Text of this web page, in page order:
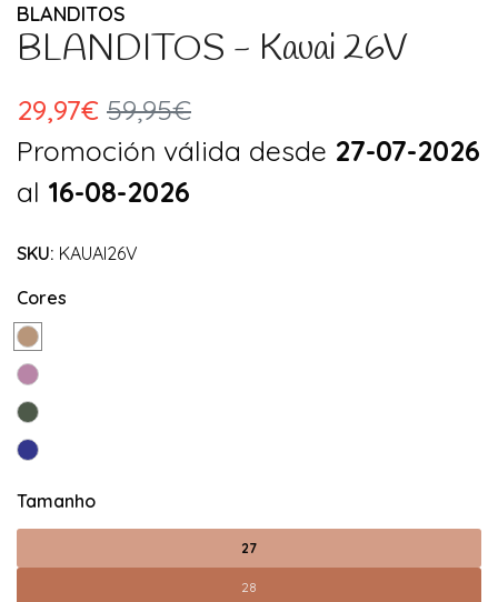
BLANDITOS
BLANDITOS - Kauai 26V
29,97€ 59,95€
Promoción válida desde 27-07-2026
al 16-08-2026
SKU: KAUAI26V
Cores
Tamanho
27
28